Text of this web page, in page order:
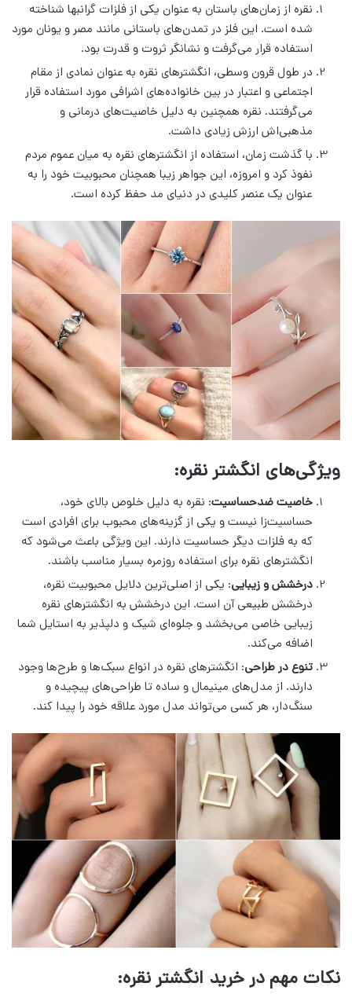
نقره از زمان‌های باستان به عنوان یکی از فلزات گرانبها شناخته
شده است. این فلز در تمدن‌های باستانی مانند مصر و یونان مورد
استفاده قرار می‌گرفت و نشانگر ثروت و قدرت بود.
در طول قرون وسطی، انگشترهای نقره به عنوان نمادی از مقام
اجتماعی و اعتبار در بین خانواده‌های اشرافی مورد استفاده قرار
می‌گرفتند. نقره همچنین به دلیل خاصیت‌های درمانی و
مذهبی‌اش ارزش زیادی داشت.
با گذشت زمان، استفاده از انگشترهای نقره به میان عموم مردم
نفوذ کرد و امروزه، این جواهر زیبا همچنان محبوبیت خود را به
عنوان یک عنصر کلیدی در دنیای مد حفظ کرده است.
ویژگی‌های انگشتر نقره:
خاصیت ضدحساسیت: نقره به دلیل خلوص بالای خود،
حساسیت‌زا نیست و یکی از گزینه‌های محبوب برای افرادی است
که به فلزات دیگر حساسیت دارند. این ویژگی باعث می‌شود که
انگشترهای نقره برای استفاده روزمره بسیار مناسب باشند.
درخشش و زیبایی: یکی از اصلی‌ترین دلایل محبوبیت نقره،
درخشش طبیعی آن است. این درخشش به انگشترهای نقره
زیبایی خاصی می‌بخشد و جلوه‌ای شیک و دلپذیر به استایل شما
اضافه می‌کند.
تنوع در طراحی: انگشترهای نقره در انواع سبک‌ها و طرح‌ها وجود
دارند. از مدل‌های مینیمال و ساده تا طراحی‌های پیچیده و
سنگ‌دار، هر کسی می‌تواند مدل مورد علاقه خود را پیدا کند.
نکات مهم در خرید انگشتر نقره: